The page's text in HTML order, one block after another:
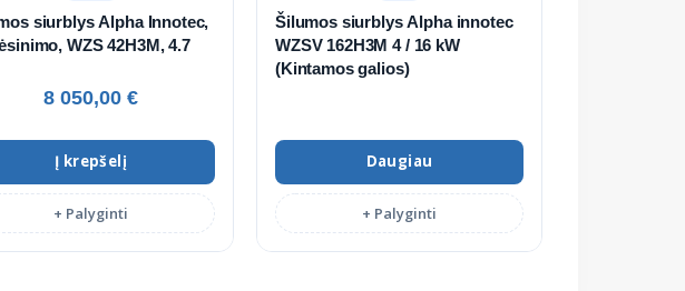
siurblys Alpha Innotec,
WZS 42H3M, 4.7
8 050,00 €
Į krepšelį
+ Palyginti
Šilumos siurblys Alpha innotec
WZSV 162H3M 4 / 16 kW
(Kintamos galios)
Daugiau
+ Palyginti